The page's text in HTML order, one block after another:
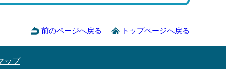
前のページへ戻る トップページへ戻る
ップ